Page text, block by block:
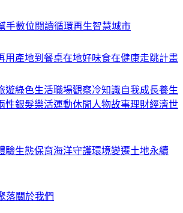
手數位閱讀循環再生智慧城市
用 產地到餐桌在地好味食在健康走跳計畫
遊綠色生活職場觀察冷知識自我成長養生
性銀髮樂活運動休閒 人物故事理財經濟世
驗生態保育海洋守護環境變遷土地永續
落關於我們